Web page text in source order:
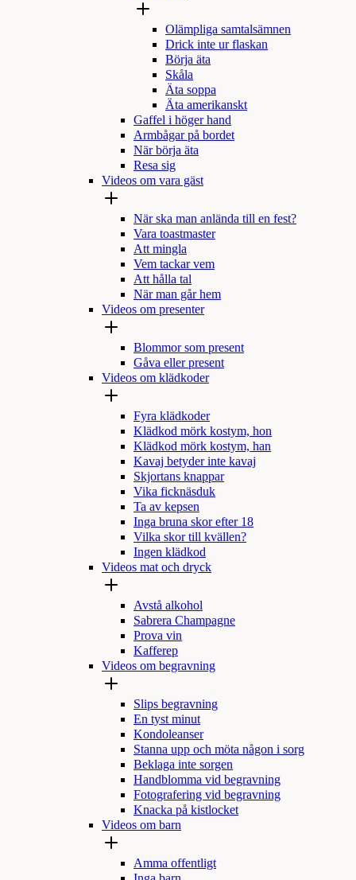
Olämpliga samtalsämnen
Drick inte ur flaskan
Börja äta
Skåla
Äta soppa
Äta amerikanskt
Gaffel i höger hand
Armbågar på bordet
När börja äta
Resa sig
Videos om vara gäst
När ska man anlända till en fest?
Vara toastmaster
Att mingla
Vem tackar vem
Att hålla tal
När man går hem
Videos om presenter
Blommor som present
Gåva eller present
Videos om klädkoder
Fyra klädkoder
Klädkod mörk kostym, hon
Klädkod mörk kostym, han
Kavaj betyder inte kavaj
Skjortans knappar
Vika ficknäsduk
Ta av kepsen
Inga bruna skor efter 18
Vilka skor till kvällen?
Ingen klädkod
Videos mat och dryck
Avstå alkohol
Sabrera Champagne
Prova vin
Kafferep
Videos om begravning
Slips begravning
En tyst minut
Kondoleanser
Stanna upp och möta någon i sorg
Beklaga inte sorgen
Handblomma vid begravning
Fotografering vid begravning
Knacka på kistlocket
Videos om barn
Amma offentligt